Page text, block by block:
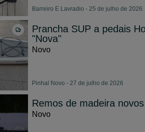
Barreiro E Lavradio - 25 de julho de 2026
Prancha SUP a pedais
"Nova"
Novo
Pinhal Novo - 27 de julho de 2026
Remos de madeira novos
Novo